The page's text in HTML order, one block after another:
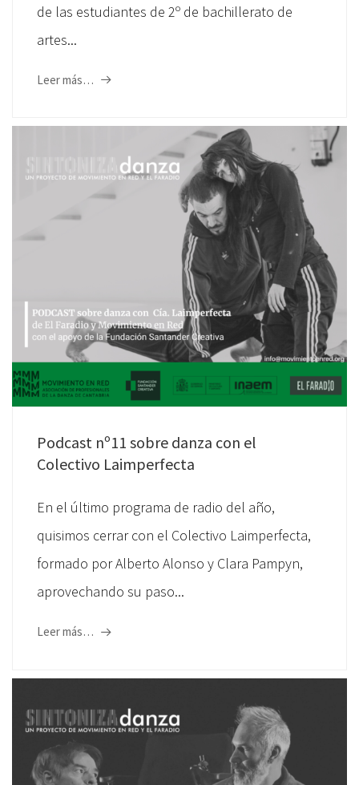
de las estudiantes de 2º de bachillerato de
artes...
Leer más…
Podcast nº11 sobre danza con el
Colectivo Laimperfecta
En el último programa de radio del año,
quisimos cerrar con el Colectivo Laimperfecta,
formado por Alberto Alonso y Clara Pampyn,
aprovechando su paso...
Leer más…